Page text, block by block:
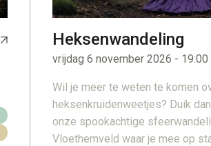
Heksenwandeling
vrijdag 6 november 2026 - 19:00
Wil je meer te weten te komen
heksenkruidenweetjes? Duik
onze spookachtige
Vloethemveld waar je mee op